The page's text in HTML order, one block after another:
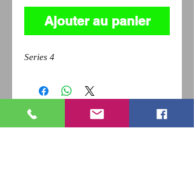
Ajouter au panier
Series 4
Pour revenir a la page précédente,
Cliquez sur la flèche retour de votre